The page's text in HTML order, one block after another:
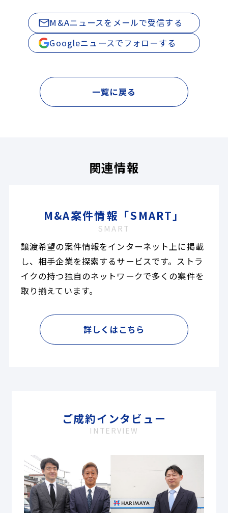
M&Aニュースをメールで受信する
Googleニュースでフォローする
一覧に戻る
関連情報
M&A案件情報「SMART」
SMART
譲渡希望の案件情報をインターネット上に掲載
し、相手企業を探索するサービスです。ストラ
イクの持つ独自のネットワークで多くの案件を
取り揃えています。
詳しくはこちら
ご成約インタビュー
INTERVIEW